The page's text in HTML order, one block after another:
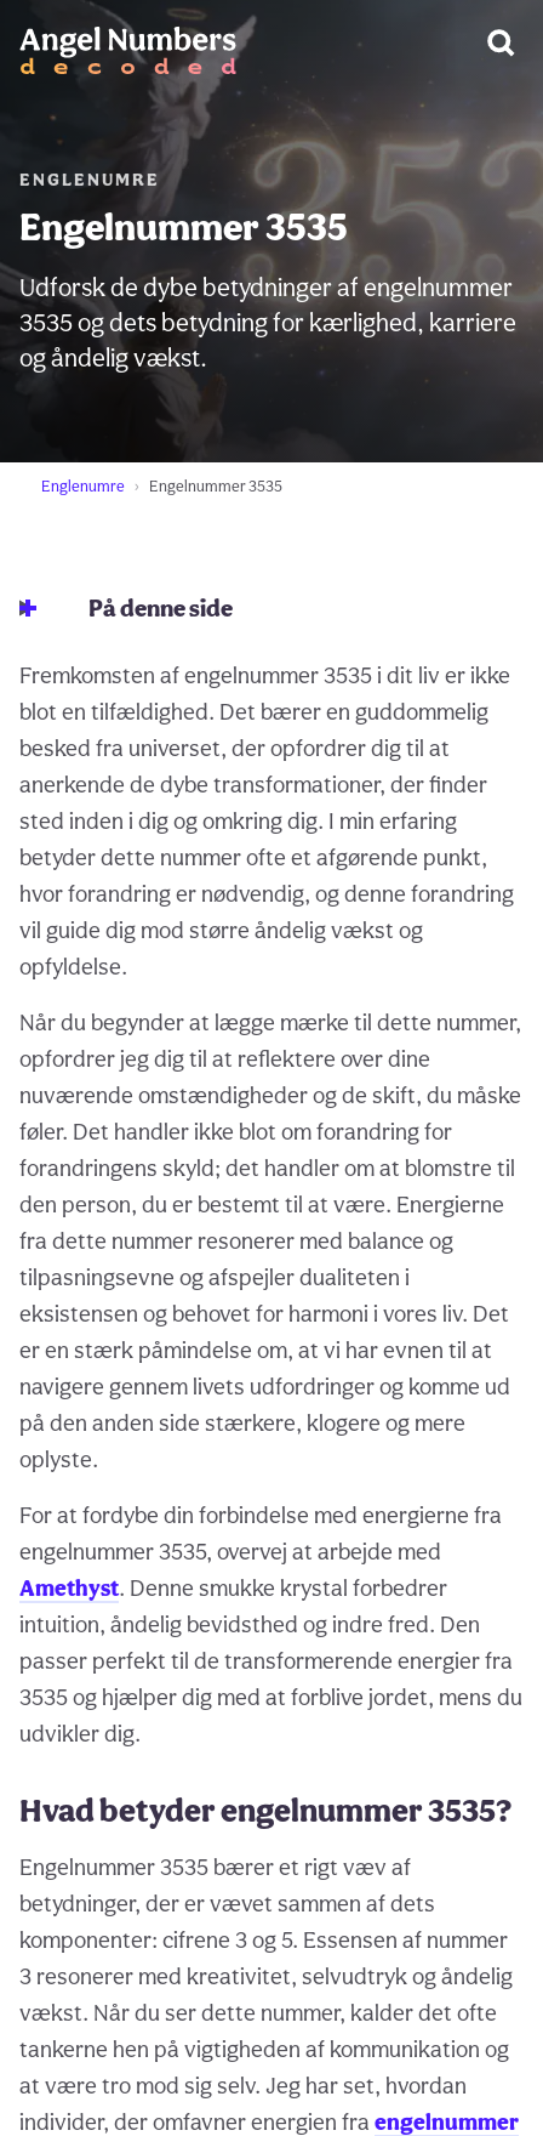
ENGLENUMRE
Engelnummer 3535
Udforsk de dybe betydninger af engelnummer
3535 og dets betydning for kærlighed, karriere
og åndelig vækst.
Englenumre Engelnummer 3535
På denne side
Fremkomsten af engelnummer 3535 i dit liv er ikke
blot en tilfældighed. Det bærer en guddommelig
besked fra universet, der opfordrer dig til at
anerkende de dybe transformationer, der finder
sted inden i dig og omkring dig. I min erfaring
betyder dette nummer ofte et afgørende punkt,
hvor forandring er nødvendig, og denne forandring
vil guide dig mod større åndelig vækst og
opfyldelse.
Når du begynder at lægge mærke til dette nummer,
opfordrer jeg dig til at reflektere over dine
nuværende omstændigheder og de skift, du måske
føler. Det handler ikke blot om forandring for
forandringens skyld; det handler om at blomstre til
den person, du er bestemt til at være. Energierne
fra dette nummer resonerer med balance og
tilpasningsevne og afspejler dualiteten i
eksistensen og behovet for harmoni i vores liv. Det
er en stærk påmindelse om, at vi har evnen til at
navigere gennem livets udfordringer og komme ud
på den anden side stærkere, klogere og mere
oplyste.
For at fordybe din forbindelse med energierne fra
engelnummer 3535, overvej at arbejde med
Amethyst. Denne smukke krystal forbedrer
intuition, åndelig bevidsthed og indre fred. Den
passer perfekt til de transformerende energier fra
3535 og hjælper dig med at forblive jordet, mens du
udvikler dig.
Hvad betyder engelnummer 3535?
Engelnummer 3535 bærer et rigt væv af
betydninger, der er vævet sammen af dets
komponenter: cifrene 3 og 5. Essensen af nummer
3 resonerer med kreativitet, selvudtryk og åndelig
vækst. Når du ser dette nummer, kalder det ofte
tankerne hen på vigtigheden af kommunikation og
at være tro mod sig selv. Jeg har set, hvordan
individer, der omfavner energien fra engelnummer
ADVARSEL: